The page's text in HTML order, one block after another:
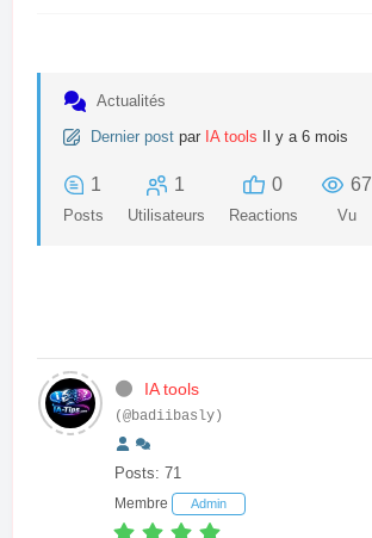
Actualités
Dernier post par IA tools Il y a 6 mois
1
Posts
1
Utilisateurs
0
Reactions
67
Vu
IA tools
(@badiibasly)
Posts: 71
Membre Admin